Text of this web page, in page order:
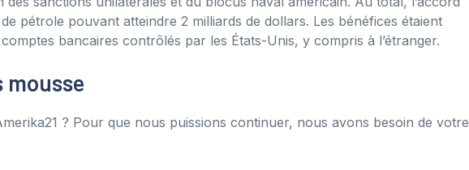
pétrole pouvant atteindre 2 milliards de dollars. Les bénéfices étaient
bancaires contrôlés par les États-Unis, y compris à l’étranger.
mousse
? Pour que nous puissions continuer, nous avons besoin de votre